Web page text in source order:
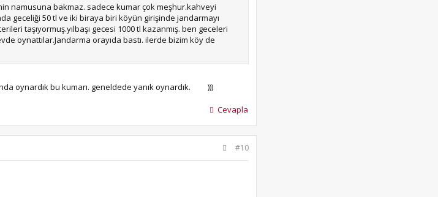
namusuna bakmaz. sadece kumar çok meşhur.kahveyi
geceliği 50 tl ve iki biraya biri köyün girişinde jandarmayı
taşıyormuş.yılbaşı gecesi 1000 tl kazanmış. ben geceleri
oynattılar.Jandarma orayıda bastı. ilerde bizim köy de
oynardık bu kumarı. geneldede yanık oynardık. )))
Cevapla
#10